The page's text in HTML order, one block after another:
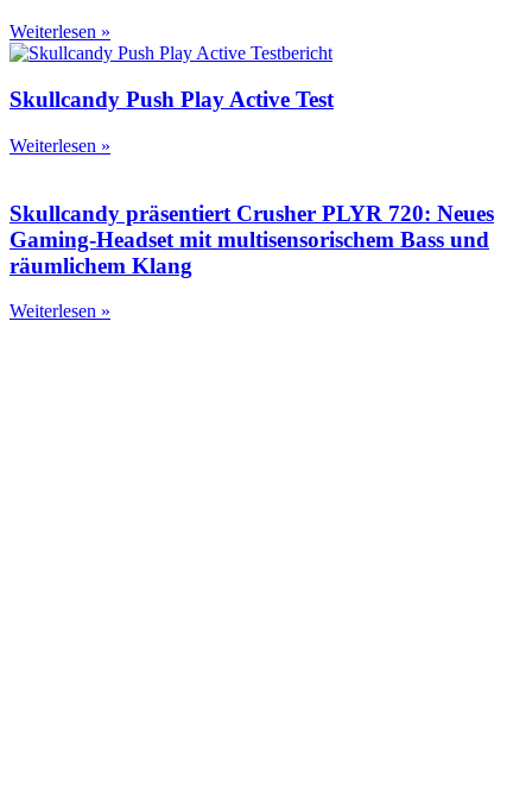
Weiterlesen »
Skullcandy Push Play Active Test
Weiterlesen »
Skullcandy präsentiert Crusher PLYR 720: Neues
Gaming-Headset mit multisensorischem Bass und
räumlichem Klang
Weiterlesen »